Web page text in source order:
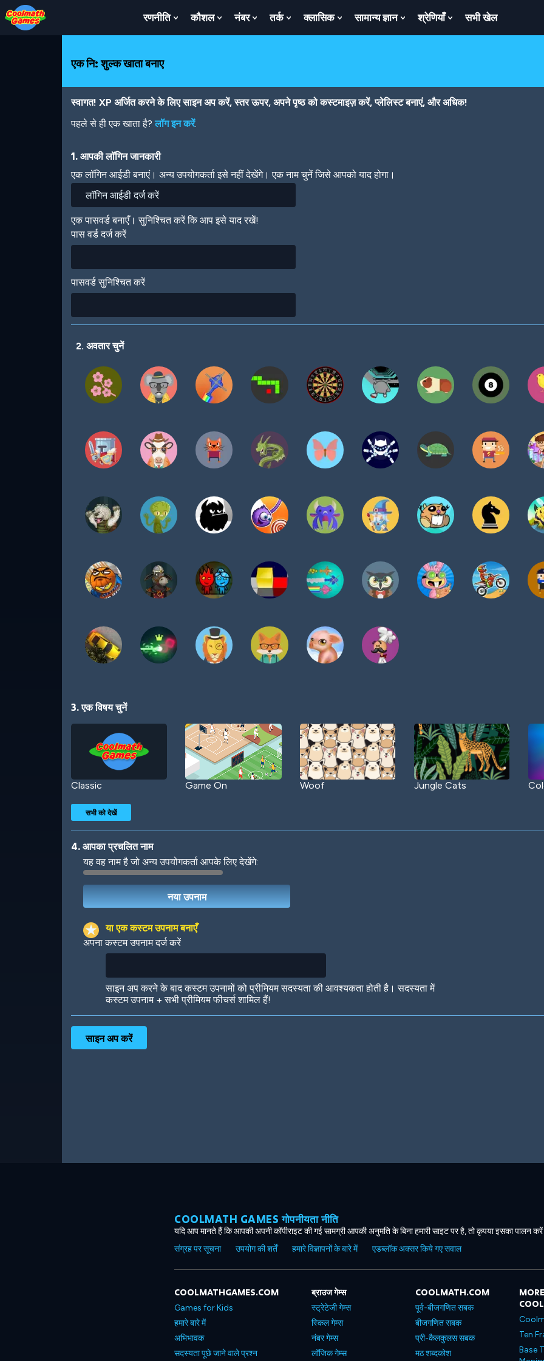
Skip
to
Top
Skip
to
Navigation
Skip
to
Main
Skip
to
Footer
Skip
to
main
रणनीति
Show
Submenu
कौशल
Show
Submenu
नंबर
Show
Submenu
तर्क
Show
Submenu
क्लासिक
Show
Submenu
सामान्य ज्ञान
Show
Submenu
श्रेणियाँ
Show
Submenu
सभी खेल
एक नि: शुल्क खाता बनाए
स्वागत! XP अर्जित करने के लिए साइन अप करें, स्तर ऊपर, अपने पृष्ठ को कस्टमाइज़ करें, प्लेलिस्ट बनाएं, और अधिक!
पहले से ही एक खाता है?लॉग इन करें.
1. आपकी लॉगिन जानकारी
एक लॉगिन आईडी बनाएं। अन्य उपयोगकर्ता इसे नहीं देखेंगे। एक नाम चुनें जिसे आपको याद होगा।
एक पासवर्ड बनाएँ। सुनिश्चित करें कि आप इसे याद रखें!
पास वर्ड दर्ज करें
पासवर्ड सुनिश्चित करें
2. अवतार चुनें
3. एक विषय चुनें
Classic Game On Woof Jungle Cats
Robotic International
सभी को देखें
4. आपका प्रचलित नाम
यह वह नाम है जो अन्य उपयोगकर्ता आपके लिए देखेंगे:
या एक कस्टम उपनाम बनाएँ
अपना कस्टम उपनाम दर्ज करें
साइन अप करने के बाद कस्टम उपनामों को प्रीमियम सदस्यता की आवश्यकता होती है। सदस्यता में
कस्टम उपनाम + सभी प्रीमियम फीचर्स शामिल हैं!
COOLMATH GAMES गोपनीयता नीति
यदि आप मानते हैं कि आपकी अपनी कॉपीराइट की गई सामग्री आपकी अनुमति के बिना हमारी साइट पर है, तो कृपया इसका पालन करें
संग्रह पर सूचना
उपयोग की शर्तें हमारे विज्ञापनों के बारे में एडब्लॉक अक्सर किये गए सवाल
COOLMATHGAMES.COM
Games for Kids
हमारे बारे में
अभिभावक
सदस्यता पूछे जाने वाले प्रश्न
ब्राउज गेम्स
स्ट्रेटेजी गेम्स
स्किल गेम्स
नंबर गेम्स
लॉजिक गेम्स
COOLMATH.COM
पूर्व-बीजगणित सबक
बीजगणित सबक
प्री-कैलकुलस सबक
मठ शब्दकोश
Ten
Base